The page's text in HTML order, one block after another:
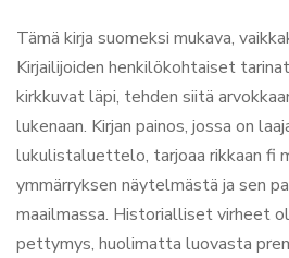
Tämä kirja suomeksi mukava,
Kirjailijoiden henkilökohtaiset
kirkkuvat läpi, tehden siitä
lukenaan. Kirjan painos, jossa on
lukulistaluettelo, tarjoaa rikkaan fi
ymmärryksen näytelmästä ja sen
maailmassa. Historialliset virheet
pettymys, huolimatta luovasta